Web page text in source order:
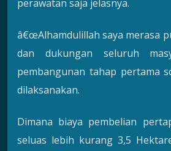
perawatan saja jelasnya.
â€œAlhamdulillah saya merasa
dan dukungan seluruh
pembangunan tahap pertama
dilaksanakan.
Dimana biaya pembelian
seluas lebih kurang 3,5